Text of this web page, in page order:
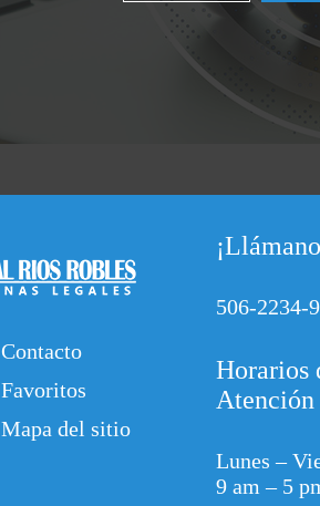
Contacto
Favoritos
Mapa del sitio
506-2234-
Horarios
Atención
Lunes –
9 am – 5